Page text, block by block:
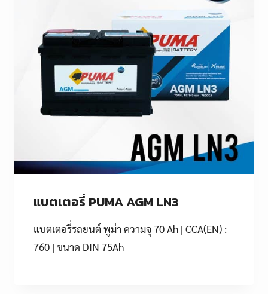
แบตเตอรี่ PUMA AGM LN3
แบตเตอรี่รถยนต์ พูม่า ความจุ 70 Ah | CCA(EN) :
760 | ขนาด DIN 75Ah